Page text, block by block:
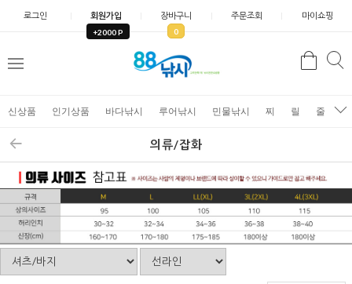
로그인 회원가입
+2000 P
장바구니
0
주문조회 마이쇼핑
검
신상품 인기상품 바다낚시 루어낚시 민물낚시 찌 릴 줄
의류/잡화